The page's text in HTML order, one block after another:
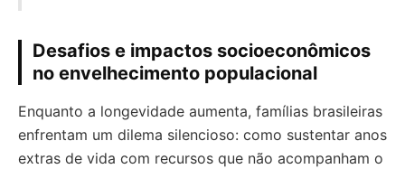
Desafios e impactos socioeconômicos
no envelhecimento populacional
Enquanto a longevidade aumenta, famílias brasileiras
enfrentam um dilema silencioso: como sustentar anos
extras de vida com recursos que não acompanham o